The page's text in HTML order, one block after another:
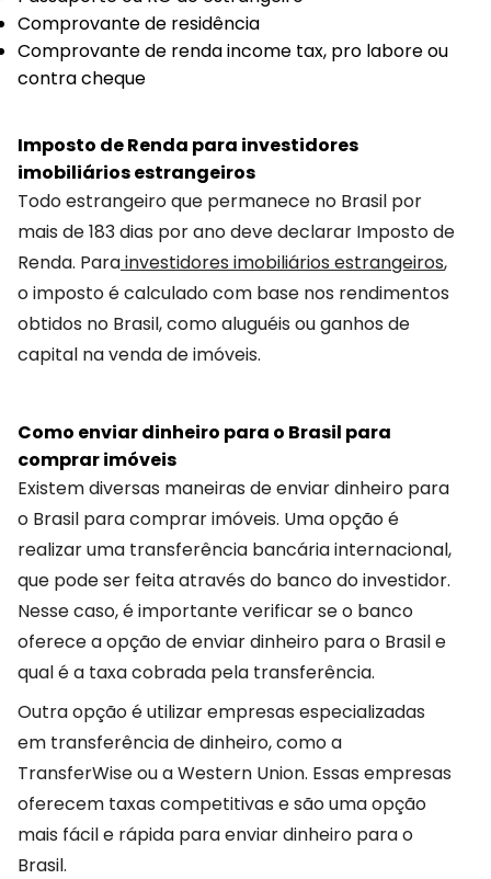
Comprovante de residência
Comprovante de renda income tax, pro labore ou
contra cheque
Imposto de Renda para investidores
imobiliários estrangeiros
Todo estrangeiro que permanece no Brasil por
mais de 183 dias por ano deve declarar Imposto de
Renda. Parainvestidores imobiliários estrangeiros,
o imposto é calculado com base nos rendimentos
obtidos no Brasil, como aluguéis ou ganhos de
capital na venda de imóveis.
Como enviar dinheiro para o Brasil para
comprar imóveis
Existem diversas maneiras de enviar dinheiro para
o Brasil para comprar imóveis. Uma opção é
realizar uma transferência bancária internacional,
que pode ser feita através do banco do investidor.
Nesse caso, é importante verificar se o banco
oferece a opção de enviar dinheiro para o Brasil e
qual é a taxa cobrada pela transferência.
Outra opção é utilizar empresas especializadas
em transferência de dinheiro, como a
TransferWise ou a Western Union. Essas empresas
oferecem taxas competitivas e são uma opção
mais fácil e rápida para enviar dinheiro para o
Brasil.